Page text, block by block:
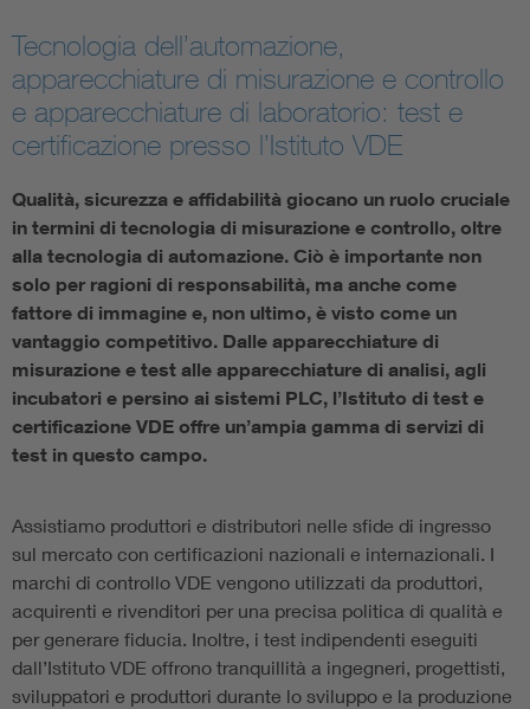
Tecnologia dell’automazione,
apparecchiature di misurazione e controllo
e apparecchiature di laboratorio: test e
certificazione presso l’Istituto VDE
Qualità, sicurezza e affidabilità giocano un ruolo cruciale
in termini di tecnologia di misurazione e controllo, oltre
alla tecnologia di automazione. Ciò è importante non
solo per ragioni di responsabilità, ma anche come
fattore di immagine e, non ultimo, è visto come un
vantaggio competitivo. Dalle apparecchiature di
misurazione e test alle apparecchiature di analisi, agli
incubatori e persino ai sistemi PLC, l’Istituto di test e
certificazione VDE offre un’ampia gamma di servizi di
test in questo campo.
Assistiamo produttori e distributori nelle sfide di ingresso
sul mercato con certificazioni nazionali e internazionali. I
marchi di controllo VDE vengono utilizzati da produttori,
acquirenti e rivenditori per una precisa politica di qualità e
per generare fiducia. Inoltre, i test indipendenti eseguiti
dall’Istituto VDE offrono tranquillità a ingegneri, progettisti,
sviluppatori e produttori durante lo sviluppo e la produzione